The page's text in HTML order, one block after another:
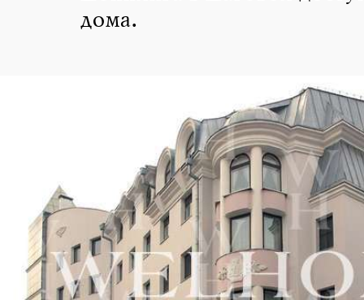
дома.